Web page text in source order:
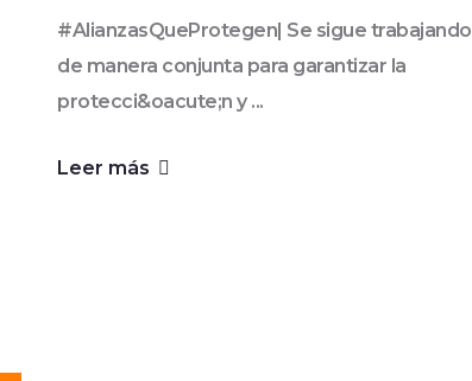
#AlianzasQueProtegen| Se sigue trabajando
de manera conjunta para garantizar la
protecci&oacute;n y ...
Leer más